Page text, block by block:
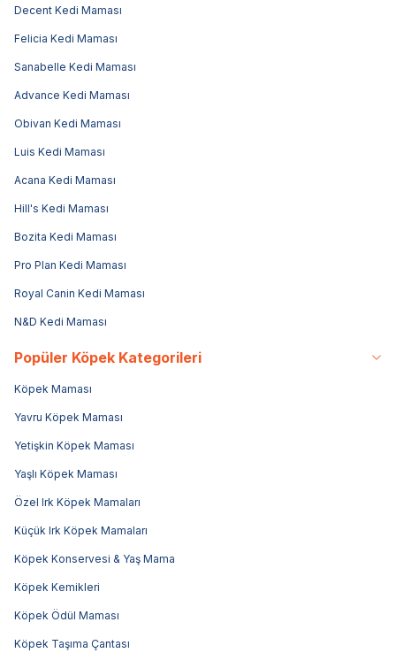
Decent Kedi Maması
Felicia Kedi Maması
Sanabelle Kedi Maması
Advance Kedi Maması
Obivan Kedi Maması
Luis Kedi Maması
Acana Kedi Maması
Hill's Kedi Maması
Bozita Kedi Maması
Pro Plan Kedi Maması
Royal Canin Kedi Maması
N&D Kedi Maması
Popüler Köpek Kategorileri
Köpek Maması
Yavru Köpek Maması
Yetişkin Köpek Maması
Yaşlı Köpek Maması
Özel Irk Köpek Mamaları
Küçük Irk Köpek Mamaları
Köpek Konservesi & Yaş Mama
Köpek Kemikleri
Köpek Ödül Maması
Köpek Taşıma Çantası